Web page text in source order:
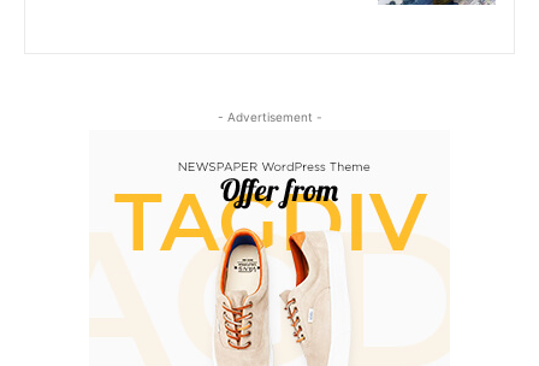
- Advertisement -